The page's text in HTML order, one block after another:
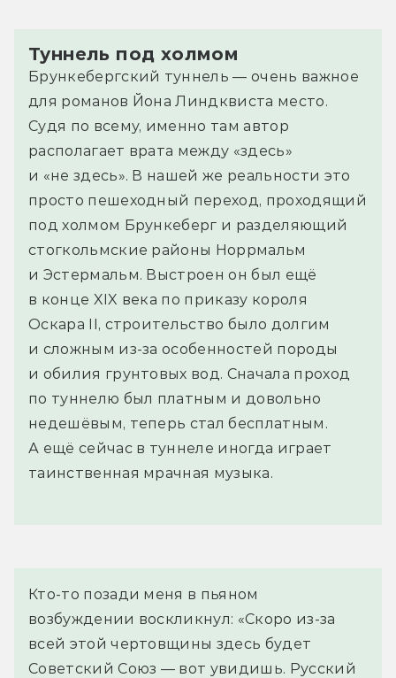
Туннель под холмом
Брункебергский туннель — очень важное
для романов Йона Линдквиста место.
Судя по всему, именно там автор
располагает врата между «здесь»
и «не здесь». В нашей же реальности это
просто пешеходный переход, проходящий
под холмом Брункеберг и разделяющий
стогкольмские районы Норрмальм
и Эстермальм. Выстроен он был ещё
в конце XIX века по приказу короля
Оскара II, строительство было долгим
и сложным из-за особенностей породы
и обилия грунтовых вод. Сначала проход
по туннелю был платным и довольно
недешёвым, теперь стал бесплатным.
А ещё сейчас в туннеле иногда играет
таинственная мрачная музыка.
Кто-то позади меня в пьяном
возбуждении воскликнул: «Скоро из-за
всей этой чертовщины здесь будет
Советский Союз — вот увидишь. Русский